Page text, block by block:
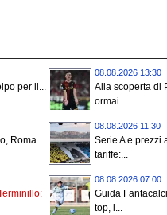
per il...
08.08.2026 13:30
Alla scoperta di
ormai...
Roma
08.08.2026 11:30
Serie A e prezzi
tariffe:...
08.08.2026 07:00
Guida
top, i...